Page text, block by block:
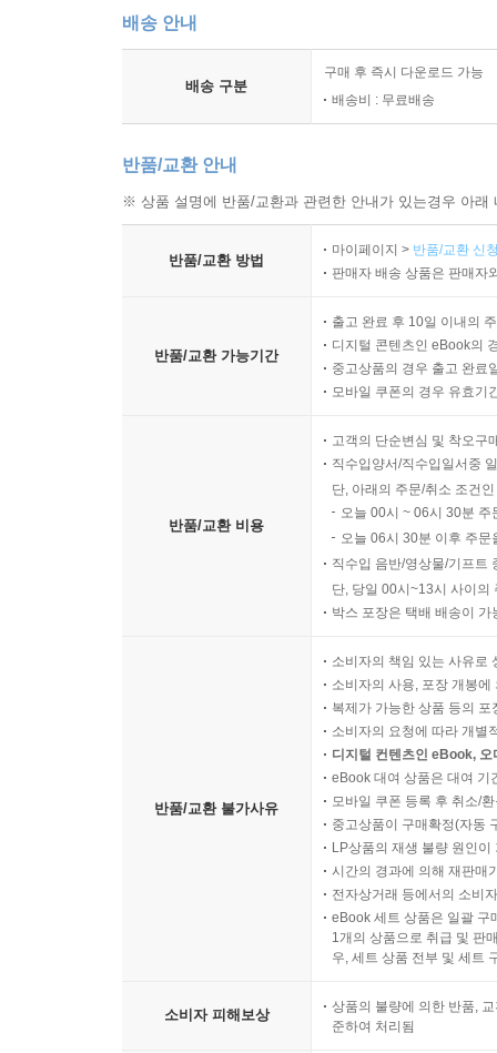
배송 안내
배송 구분
구매 후 즉시 다운로드 가능
배송비 : 무료배송
반품/교환 안내
※ 상품 설명에 반품/교환과 관련한 안내가 있는경우 아
반품/교환 방법
마이페이지 > 반품/교환 신
판매자 배송 상품은 판매자
반품/교환 가능기간
출고 완료 후 10일 이내의
디지털 콘텐츠인 eBook의
중고상품의 경우 출고 완료
모바일 쿠폰의 경우 유효기
반품/교환 비용
고객의 단순변심 및 착오구
직수입양서/직수입일서중
단, 아래의 주문/취소 조건
오늘 00시 ~ 06시 30분
오늘 06시 30분 이후 주
직수입 음반/영상물/기프트
단, 당일 00시~13시 사이의
박스 포장은 택배 배송이
반품/교환 불가사유
소비자의 책임 있는 사유로
소비자의 사용, 포장 개봉
복제가 가능한 상품 등의
소비자의 요청에 따라 개별
디지털 컨텐츠인 eBook,
eBook 대여 상품은 대여 기
모바일 쿠폰 등록 후 취소/
중고상품이 구매확정(자동
LP상품의 재생 불량 원인
시간의 경과에 의해 재판매
전자상거래 등에서의 소비
eBook 세트 상품은 일괄 구
1개의 상품으로 취급 및 판
우, 세트 상품 전부 및 세트
소비자 피해보상
상품의 불량에 의한 반품,
준하여 처리됨